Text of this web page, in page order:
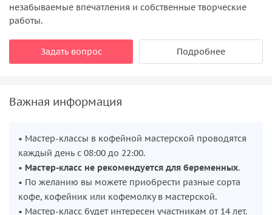
незабываемые впечатления и собственные творческие
работы.
Задать вопрос Подробнее
Важная информация
• Мастер-классы в кофейной мастерской проводятся
каждый день с 08:00 до 22:00.
• Мастер-класс не рекомендуется для беременных.
• По желанию вы можете приобрести разные сорта
кофе, кофейник или кофемолку в мастерской.
• Мастер-класс будет интересен участникам от 14 лет.